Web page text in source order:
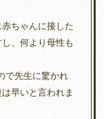
ちゃんに接した
、何より母性も
で先生に驚かれ
早いと言われま